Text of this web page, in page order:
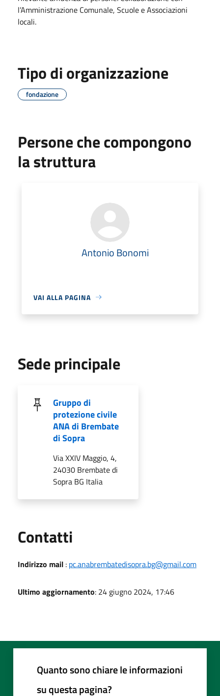
l’Amministrazione Comunale, Scuole e Associazioni
locali.
Tipo di organizzazione
fondazione
Persone che compongono
la struttura
Antonio Bonomi
VAI ALLA PAGINA
Sede principale
Gruppo di
protezione civile
ANA di Brembate
di Sopra
Via XXIV Maggio, 4,
24030 Brembate di
Sopra BG Italia
Contatti
Indirizzo mail : pc.anabrembatedisopra.bg@gmail.com
Ultimo aggiornamento: 24 giugno 2024, 17:46
Quanto sono chiare le informazioni
su questa pagina?